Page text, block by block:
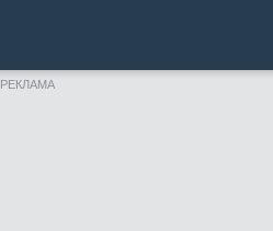
РЕКЛАМА